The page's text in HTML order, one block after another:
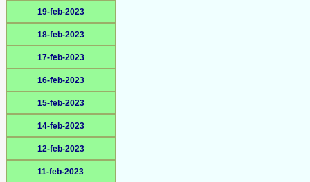
19-feb-2023
18-feb-2023
17-feb-2023
16-feb-2023
15-feb-2023
14-feb-2023
12-feb-2023
11-feb-2023